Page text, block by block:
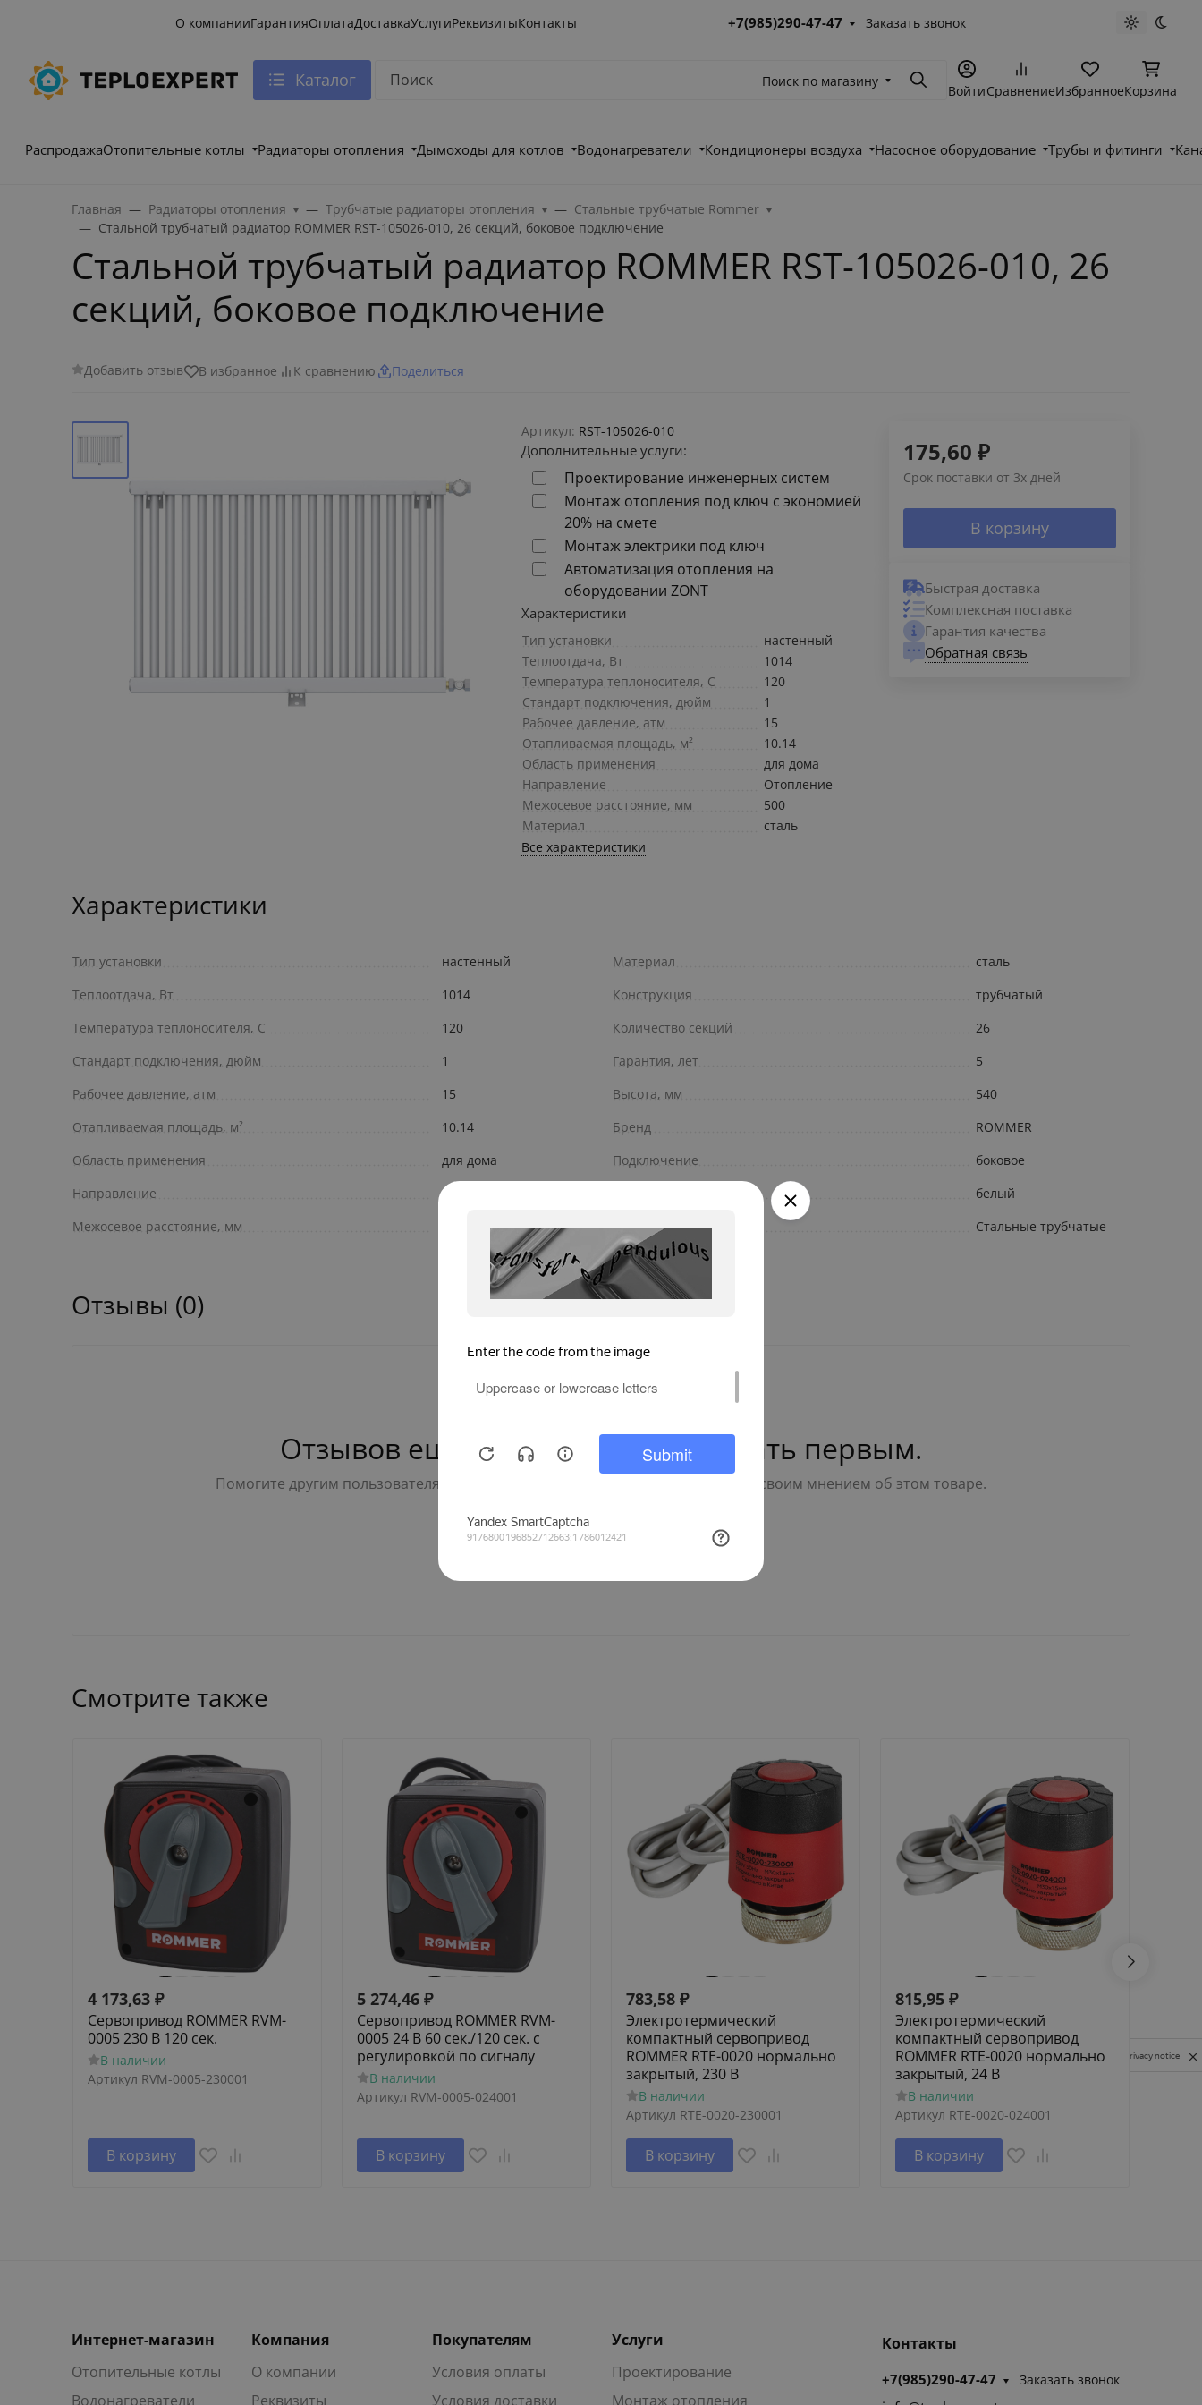
О компанииГарантияОплатаДоставкаУслугиРеквизитыКонтакты +7(985)290-47-47 Заказать звонок Светлая
Каталог Поиск по магазину ПоискВойтиСравнениеИзбранноеКорзина
РаспродажаОтопительные котлы Радиаторы отопления Дымоходы для котлов Водонагреватели Кондиционеры воздуха Насосное оборудование Трубы и фитинги
Главная Радиаторы отопления Трубчатые радиаторы отопления
Стальные трубчатые Rommer
Стальной трубчатый радиатор ROMMER RST-105026-010, 26 секций, боковое подключение
Стальной трубчатый радиатор ROMMER RST-105026-010, 26
секций, боковое подключение
Добавить отзыв В избранное К сравнению Поделиться
Артикул: RST-105026-010
Дополнительные услуги:
Проектирование инженерных систем
Монтаж отопления под ключ с экономией
20% на смете
Монтаж электрики под ключ
Автоматизация отопления на
оборудовании ZONT
Характеристики
Тип установки
настенный
Теплоотдача, Вт
1014
Температура теплоносителя, С
120
Стандарт подключения, дюйм
1
Рабочее давление, атм
15
Отапливаемая площадь, м²
10.14
Область применения
для дома
Направление
Отопление
Межосевое расстояние, мм
500
Материал
сталь
Все характеристики
175,60 ₽
Срок поставки от 3х дней
В корзину
Быстрая доставка
Комплексная поставка
Гарантия качества
Обратная связь
Характеристики
Тип установки
настенный
Теплоотдача, Вт
1014
Температура теплоносителя, С
120
Стандарт подключения, дюйм
1
Рабочее давление, атм
15
Отапливаемая площадь, м²
10.14
Область применения
для дома
Направление
Отопление
Межосевое расстояние, мм
Материал
сталь
Конструкция
трубчатый
Количество секций
26
Гарантия, лет
5
Высота, мм
540
Бренд
ROMMER
Подключение
боковое
белый
Подгруппа
Стальные трубчатые
Отзывы (0)
Отзывов ещё нет — ваш может стать первым.
Помогите другим пользователям с выбором - будьте первым, кто поделится своим мнением об этом товаре.
Написать отзыв
Смотрите также
4 173,63 ₽
Сервопривод ROMMER RVM-
0005 230 В 120 сек.
В наличии
Артикул RVM-0005-230001
В корзину
5 274,46 ₽
Сервопривод ROMMER RVM-
0005 24 В 60 сек./120 сек. c
регулировкой по сигналу
В наличии
Артикул RVM-0005-024001
В корзину
783,58 ₽
Электротермический
компактный сервопривод
ROMMER RTE-0020 нормально
закрытый, 230 В
В наличии
Артикул RTE-0020-230001
В корзину
815,95 ₽
Электротермический
компактный сервопривод
ROMMER RTE-0020 нормально
закрытый, 24 В
В наличии
Артикул RTE-0020-024001
В корзину
Интернет-магазин
Отопительные котлы
Водонагреватели
Компания
О компании
Реквизиты
Покупателям
Условия оплаты
Условия доставки
Услуги
Проектирование
Монтаж отопления
Контакты
+7(985)290-47-47 Заказать звонок
Privacy notice